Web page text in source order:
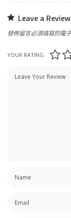
Leave a Review
發佈留言必須填寫的電
YOUR RATING